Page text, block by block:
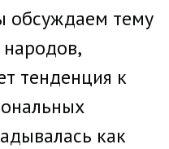
обсуждаем тему
тенденция к
как